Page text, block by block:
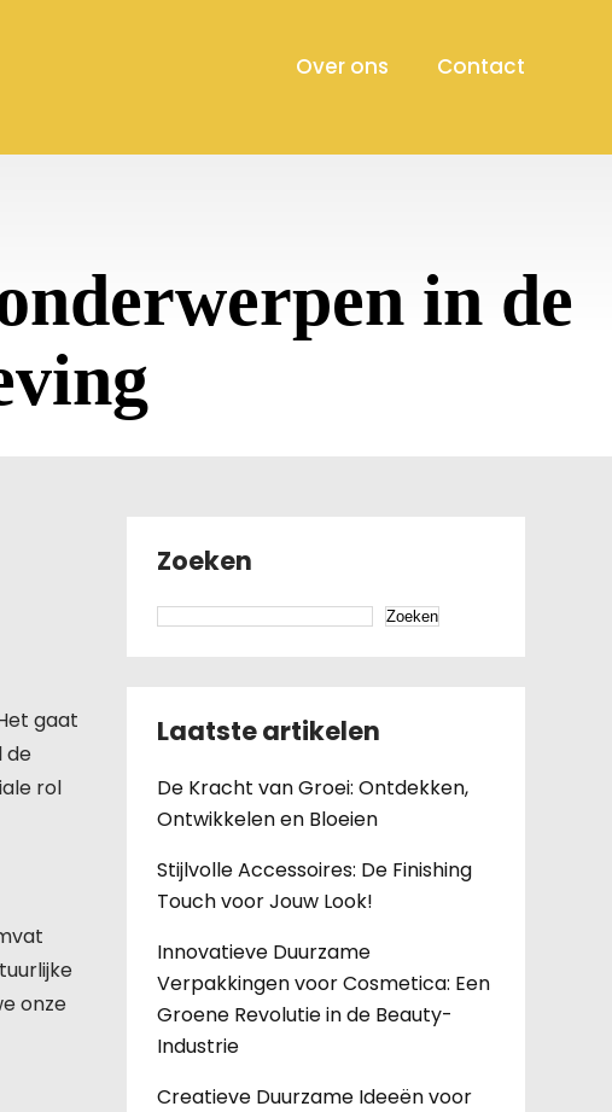
Over ons Contact
in de
gaat
de
rol
onze
Zoeken
Zoeken
Laatste artikelen
De Kracht van Groei: Ontdekken,
Ontwikkelen en Bloeien
Stijlvolle Accessoires: De Finishing
Touch voor Jouw Look!
Innovatieve Duurzame
Verpakkingen voor Cosmetica: Een
Groene Revolutie in de Beauty-
Industrie
Creatieve Duurzame Ideeën voor